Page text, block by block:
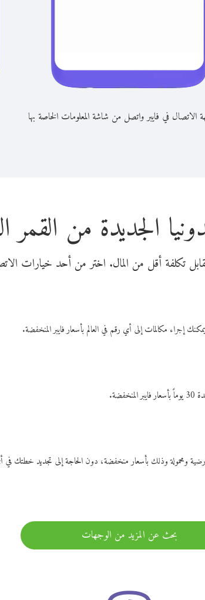
في فايبر واتصل من شاشة المعلومات الخاصة بها
الجديدة من
أرضية ومحمولة وذلك بأسعار منخفضة، دون الحاجة إلى تجديد
بحث عن المزيد من الوجهات